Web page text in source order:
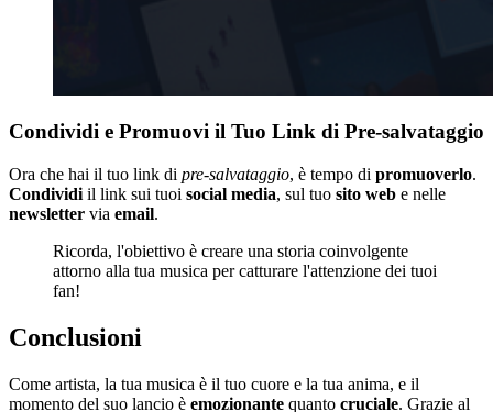
Condividi e Promuovi il Tuo Link di Pre-salvataggio
Ora che hai il tuo link di pre-salvataggio, è tempo di promuoverlo.
Condividi il link sui tuoi social media, sul tuo sito web e nelle
newsletter via email.
Ricorda, l'obiettivo è creare una storia coinvolgente
attorno alla tua musica per catturare l'attenzione dei tuoi
fan!
Conclusioni
Come artista, la tua musica è il tuo cuore e la tua anima, e il
momento del suo lancio è emozionante quanto cruciale. Grazie al